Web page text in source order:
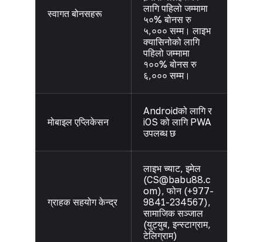
स्वागत बोनसहरू
लागि पहिलो जम्मामा
५०% बोनस रु
५,००० सम्म। लाइभ
क्यासिनोको लागि
पहिलो जम्मामा
१००% बोनस रु
६,००० सम्म।
मोबाइल एप्लिकेसन
Androidको लागि र
iOS को लागि PWA
उपलब्ध छ
ग्राहक सहयोग केन्द्र
लाइभ च्याट, इमेल
(CS@babu88.c
om), फोन (+977-
9841-234567),
सामाजिक सञ्जाल
(युट्युब, इन्स्टाग्राम,
टेलिग्राम)